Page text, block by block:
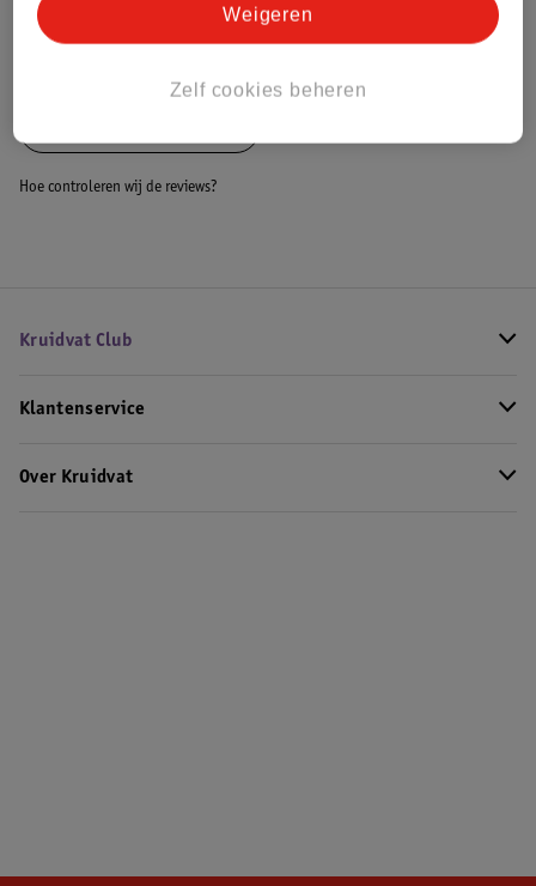
Hoe controleren wij de reviews?
Kruidvat Club
Klantenservice
Over Kruidvat
Zelf cookies beheren
Weigeren